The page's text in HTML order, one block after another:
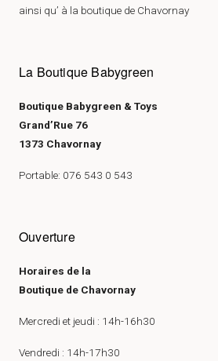
ainsi qu’ à la boutique de Chavornay
La Boutique Babygreen
Boutique Babygreen & Toys
Grand’Rue 76
1373 Chavornay
Portable: 076 543 0 543
Ouverture
Horaires de la
Boutique de Chavornay
Mercredi et jeudi : 14h-16h30
Vendredi : 14h-17h30